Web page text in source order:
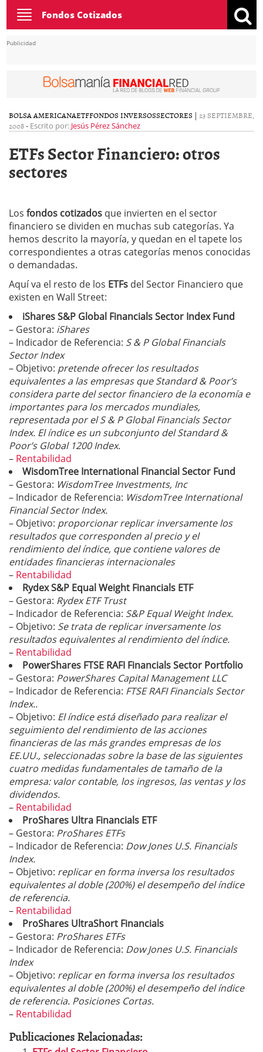
Toggle
navigation
Fondos Cotizados
Publicidad
BOLSA AMERICANAETFFONDOS INVERSOSSECTORES | 23 SEPTIEMBRE,
2008- Escrito por: Jesús Pérez Sánchez
ETFs Sector Financiero: otros
sectores
Los fondos cotizados que invierten en el sector
financiero se dividen en muchas sub categorías. Ya
hemos descrito la mayoría, y quedan en el tapete los
correspondientes a otras categorías menos conocidas
o demandadas.
Aquí va el resto de los ETFs del Sector Financiero que
existen en Wall Street:
iShares S&P Global Financials Sector Index Fund
– Gestora: iShares
– Indicador de Referencia: S & P Global Financials
Sector Index
– Objetivo: pretende ofrecer los resultados
equivalentes a las empresas que Standard & Poor’s
considera parte del sector financiero de la economía e
importantes para los mercados mundiales,
representada por el S & P Global Financials Sector
Index. El índice es un subconjunto del Standard &
Poor’s Global 1200 Index.
– Rentabilidad
WisdomTree International Financial Sector Fund
– Gestora: WisdomTree Investments, Inc
– Indicador de Referencia: WisdomTree International
Financial Sector Index.
– Objetivo: proporcionar replicar inversamente los
resultados que corresponden al precio y el
rendimiento del índice, que contiene valores de
entidades financieras internacionales
– Rentabilidad
Rydex S&P Equal Weight Financials ETF
– Gestora: Rydex ETF Trust
– Indicador de Referencia: S&P Equal Weight Index.
– Objetivo: Se trata de replicar inversamente los
resultados equivalentes al rendimiento del índice.
– Rentabilidad
PowerShares FTSE RAFI Financials Sector Portfolio
– Gestora: PowerShares Capital Management LLC
– Indicador de Referencia: FTSE RAFI Financials Sector
Index..
– Objetivo: El índice está diseñado para realizar el
seguimiento del rendimiento de las acciones
financieras de las más grandes empresas de los
EE.UU., seleccionadas sobre la base de las siguientes
cuatro medidas fundamentales de tamaño de la
empresa: valor contable, los ingresos, las ventas y los
dividendos.
– Rentabilidad
ProShares Ultra Financials ETF
– Gestora: ProShares ETFs
– Indicador de Referencia: Dow Jones U.S. Financials
Index.
– Objetivo: replicar en forma inversa los resultados
equivalentes al doble (200%) el desempeño del índice
de referencia.
– Rentabilidad
ProShares UltraShort Financials
– Gestora: ProShares ETFs
– Indicador de Referencia: Dow Jones U.S. Financials
Index
– Objetivo: replicar en forma inversa los resultados
equivalentes al doble (200%) el desempeño del índice
de referencia. Posiciones Cortas.
– Rentabilidad
Publicaciones Relacionadas: